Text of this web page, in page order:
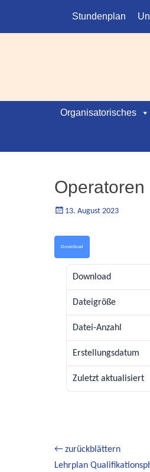
Kopfmenü
Weiter
Stundenplan
Hauptmenü
Weiter
Organisatorisches
Operatoren
Geschrieben
13. August 2023
Download
Download
Dateigröße
Datei-Anzahl
Erstellungsdatum
Zuletzt aktualisiert
← zurückblättern
Vorheriger
Lehrplan